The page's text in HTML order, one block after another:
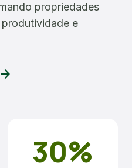
propriedades
produtividade e
arrow_forward
30%